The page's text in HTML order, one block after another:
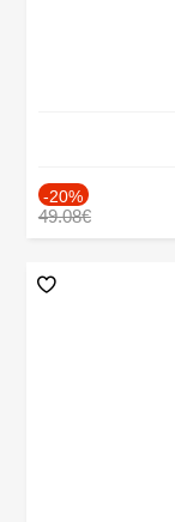
-20%
49.08€